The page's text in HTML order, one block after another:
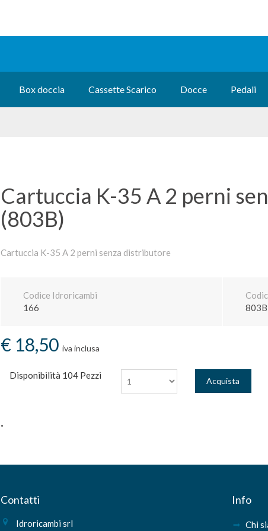
Box doccia Cassette Scarico Docce Pedali
Cartuccia K-35 A 2 perni
(803B)
Cartuccia K-35 A 2 perni senza distributore
Codice Idroricambi
166
803B
€ 18,50 iva inclusa
Disponibilità 104 Pezzi
Acquista
.
Contatti
Idroricambi srl
Info
Chi